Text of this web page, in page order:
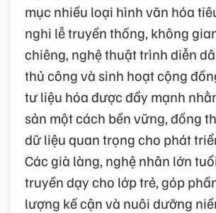
mục nhiều loại hình văn hóa
nghi lễ truyền thống, không
chiêng, nghệ thuật trình diễn
thủ công và sinh hoạt cộng
tư liệu hóa được đẩy mạnh
sản một cách bền vững, đồng
dữ liệu quan trọng cho phát
Các già làng, nghệ nhân lớn
truyền dạy cho lớp trẻ, góp
lượng kế cận và nuôi dưỡng